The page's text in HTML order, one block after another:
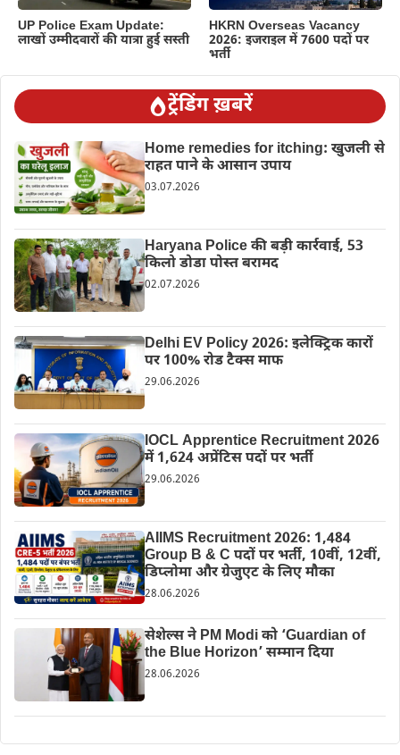
UP Police Exam Update:
लाखों उम्मीदवारों की यात्रा हुई सस्ती
HKRN Overseas Vacancy
2026: इजराइल में 7600 पदों पर
भर्ती
ट्रेंडिंग ख़बरें
Home remedies for itching: खुजली से
राहत पाने के आसान उपाय
03.07.2026
Haryana Police की बड़ी कार्रवाई, 53
किलो डोडा पोस्त बरामद
02.07.2026
Delhi EV Policy 2026: इलेक्ट्रिक कारों
पर 100% रोड टैक्स माफ
29.06.2026
IOCL Apprentice Recruitment 2026
में 1,624 अप्रेंटिस पदों पर भर्ती
29.06.2026
AIIMS Recruitment 2026: 1,484
Group B & C पदों पर भर्ती, 10वीं, 12वीं,
डिप्लोमा और ग्रेजुएट के लिए मौका
28.06.2026
सेशेल्स ने PM Modi को ‘Guardian of
the Blue Horizon’ सम्मान दिया
28.06.2026